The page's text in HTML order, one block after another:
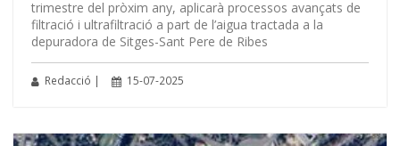
trimestre del pròxim any, aplicarà processos avançats de
filtració i ultrafiltració a part de l’aigua tractada a la
depuradora de Sitges-Sant Pere de Ribes
Redacció | 15-07-2025